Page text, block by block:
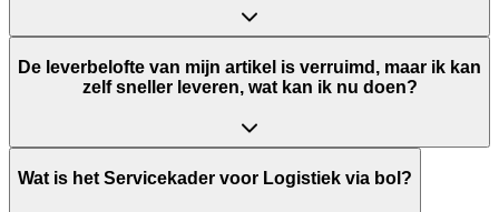
De leverbelofte van mijn artikel is verruimd, maar ik kan
zelf sneller leveren, wat kan ik nu doen?
Wat is het Servicekader voor Logistiek via bol?